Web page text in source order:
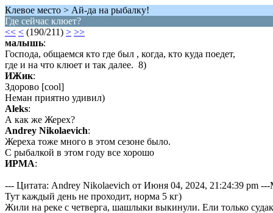
Клевое место > Ай-да на рыбалку!
Где сейчас клюет?
<< < (190/211) > >>
малышь:
Господа, общаемся кто где был , когда, кто куда поедет,
где и на что клюет и так далее. 8)
ИЖик:
Здорово [cool]
Неман приятно удивил)
Aleks:
А как же Жерех?
Andrey Nikolaevich:
Жереха тоже много в этом сезоне было.
С рыбалкой в этом году все хорошо
ИРМА:
--- Цитата: Andrey Nikolaevich от Июня 04, 2024, 21:24:39 pm
Тут каждый день не проходит, норма 5 кг)
Жили на реке с четверга, шашлыки выкинули. Ели только